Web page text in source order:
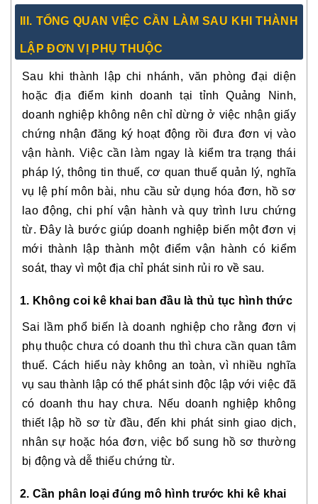
III. TỔNG QUAN VIỆC CẦN LÀM SAU KHI THÀNH
LẬP ĐƠN VỊ PHỤ THUỘC
Sau khi thành lập chi nhánh, văn phòng đại diện
hoặc địa điểm kinh doanh tại tỉnh Quảng Ninh,
doanh nghiệp không nên chỉ dừng ở việc nhận giấy
chứng nhận đăng ký hoạt động rồi đưa đơn vị vào
vận hành. Việc cần làm ngay là kiểm tra trạng thái
pháp lý, thông tin thuế, cơ quan thuế quản lý, nghĩa
vụ lệ phí môn bài, nhu cầu sử dụng hóa đơn, hồ sơ
lao động, chi phí vận hành và quy trình lưu chứng
từ. Đây là bước giúp doanh nghiệp biến một đơn vị
mới thành lập thành một điểm vận hành có kiểm
soát, thay vì một địa chỉ phát sinh rủi ro về sau.
1. Không coi kê khai ban đầu là thủ tục hình thức
Sai lầm phổ biến là doanh nghiệp cho rằng đơn vị
phụ thuộc chưa có doanh thu thì chưa cần quan tâm
thuế. Cách hiểu này không an toàn, vì nhiều nghĩa
vụ sau thành lập có thể phát sinh độc lập với việc đã
có doanh thu hay chưa. Nếu doanh nghiệp không
thiết lập hồ sơ từ đầu, đến khi phát sinh giao dịch,
nhân sự hoặc hóa đơn, việc bổ sung hồ sơ thường
bị động và dễ thiếu chứng từ.
2. Cần phân loại đúng mô hình trước khi kê khai